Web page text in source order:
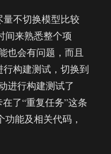
不切换模型比较
间来熟悉整个项
也会有问题，而且
构建测试，切换到
进行构建测试了
了“重复任务”这条
功能及相关代码，